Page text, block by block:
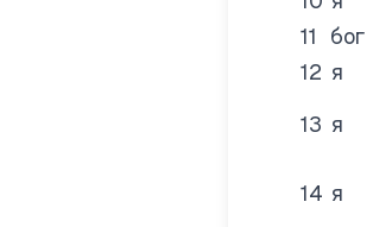
11
бог
12 я
13 я
14 я